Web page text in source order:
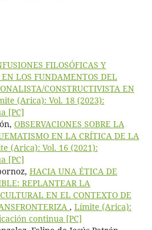
FILOSÓFICAS Y
EN LOS FUNDAMENTOS DEL
CONSTRUCTIVISTA EN
(Arica): Vol. 18 (2023):
[PC]
OBSERVACIONES SOBRE LA
EN LA CRÍTICA DE LA
(Arica): Vol. 16 (2021):
[PC]
HACIA UNA ÉTICA DE
REPLANTEAR LA
EN EL CONTEXTO DE
, Límite (Arica):
continua [PC]